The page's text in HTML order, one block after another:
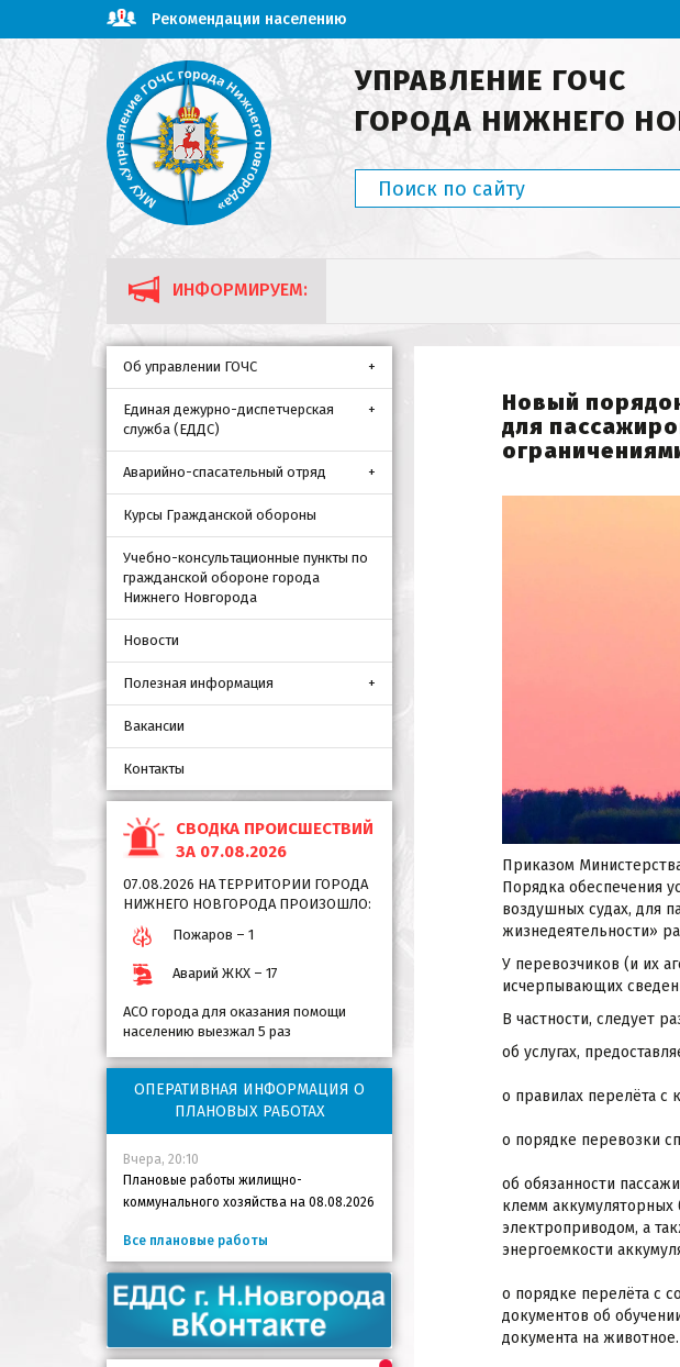
Рекомендации населению
УПРАВЛЕНИЕ ГОЧС
ГОРОДА НИЖНЕГО
ИНФОРМИРУЕМ:
Об управлении ГОЧС
Единая дежурно-диспетчерская
служба (ЕДДС)
Аварийно-спасательный отряд
Курсы Гражданской обороны
Учебно-консультационные пункты по
гражданской обороне города
Нижнего Новгорода
Новости
Полезная информация
Вакансии
Контакты
СВОДКА ПРОИСШЕСТВИЙ
ЗА 07.08.2026
07.08.2026 НА ТЕРРИТОРИИ ГОРОДА
НИЖНЕГО НОВГОРОДА ПРОИЗОШЛО:
Пожаров – 1
Аварий ЖКХ – 17
АСО города для оказания помощи
населению выезжал 5 раз
ОПЕРАТИВНАЯ ИНФОРМАЦИЯ О
ПЛАНОВЫХ РАБОТАХ
Вчера, 20:10
Плановые работы жилищно-
коммунального хозяйства на 08.08.2026
Все плановые работы
Новый
для
Приказом
Порядка обеспечения
воздушных судах, для
жизнедеятельности»
У перевозчиков (и их
исчерпывающих
В частности, следует
об услугах,
о правилах перелёта с
о порядке перевозки
об обязанности
клемм аккумуляторных
электроприводом, а
энергоемкости
о порядке перелёта с
документов об
документа на животное.